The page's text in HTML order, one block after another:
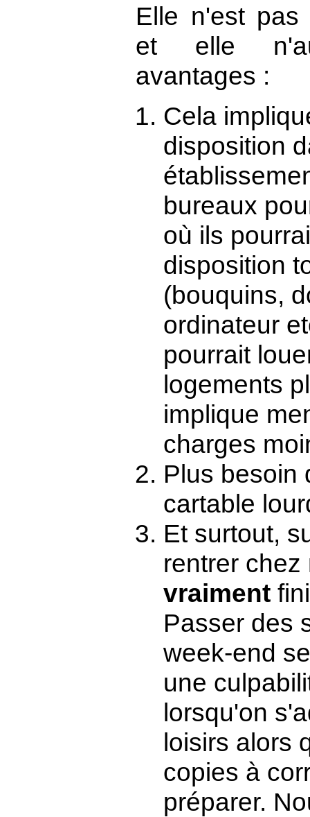
Elle n'est
et elle
avantages :
Cela
disposition
bureaux
où ils
disposition
(bouquins,
ordinateur
pourrait
logements
implique
charges
Plus besoin
cartable
Et surtout,
rentrer
vraiment
Passer des
week-end
une
lorsqu'on
loisirs alors
copies à
préparer.